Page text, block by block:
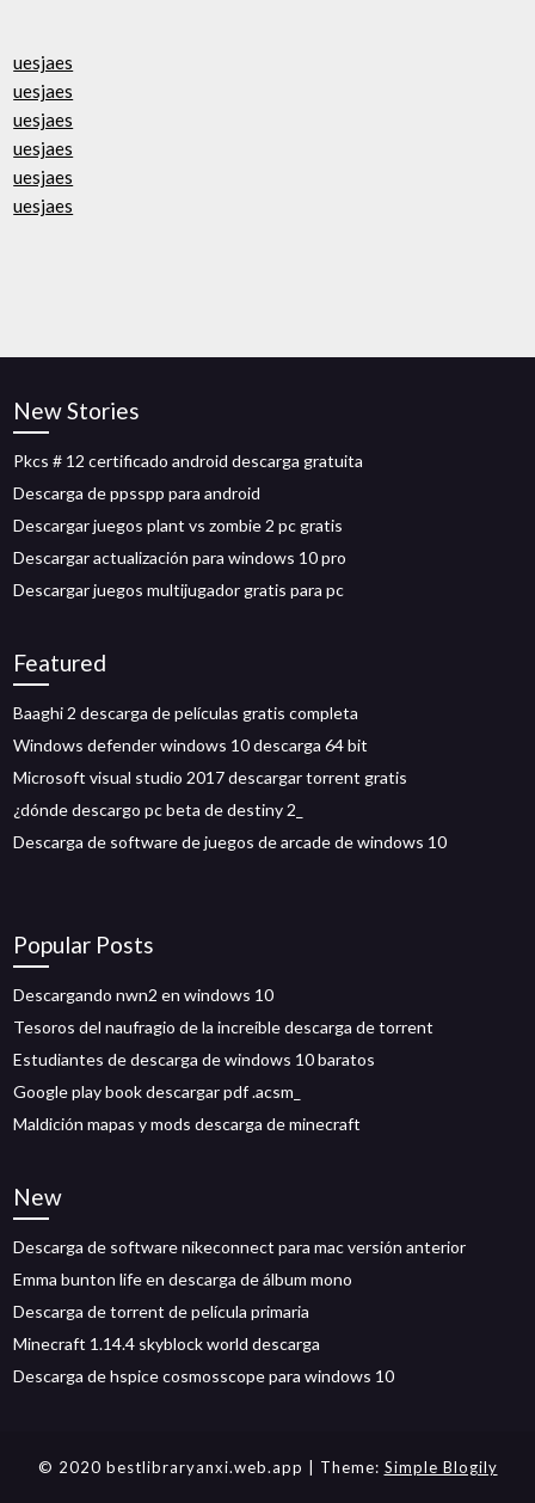
uesjaes
uesjaes
uesjaes
uesjaes
uesjaes
uesjaes
New Stories
Pkcs # 12 certificado android descarga gratuita
Descarga de ppsspp para android
Descargar juegos plant vs zombie 2 pc gratis
Descargar actualización para windows 10 pro
Descargar juegos multijugador gratis para pc
Featured
Baaghi 2 descarga de películas gratis completa
Windows defender windows 10 descarga 64 bit
Microsoft visual studio 2017 descargar torrent gratis
¿dónde descargo pc beta de destiny 2_
Descarga de software de juegos de arcade de windows 10
Popular Posts
Descargando nwn2 en windows 10
Tesoros del naufragio de la increíble descarga de torrent
Estudiantes de descarga de windows 10 baratos
Google play book descargar pdf .acsm_
Maldición mapas y mods descarga de minecraft
New
Descarga de software nikeconnect para mac versión anterior
Emma bunton life en descarga de álbum mono
Descarga de torrent de película primaria
Minecraft 1.14.4 skyblock world descarga
Descarga de hspice cosmosscope para windows 10
© 2020 bestlibraryanxi.web.app | Theme: Simple Blogily